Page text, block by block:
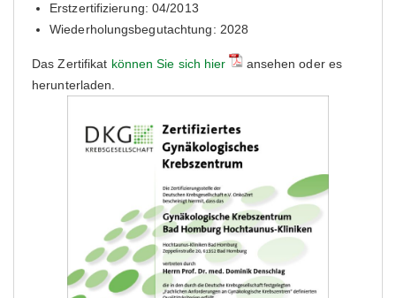
Erstzertifizierung: 04/2013
Wiederholungsbegutachtung: 2028
Das Zertifikat können Sie sich hier
ansehen oder es
herunterladen.